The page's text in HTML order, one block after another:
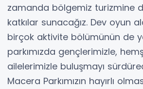
zamanda bölgemiz turizmine
katkılar sunacağız. Dev oyun
birçok aktivite bölümünün de
parkımızda gençlerimizle,
ailelerimizle buluşmayı
Macera Parkımızın hayırlı